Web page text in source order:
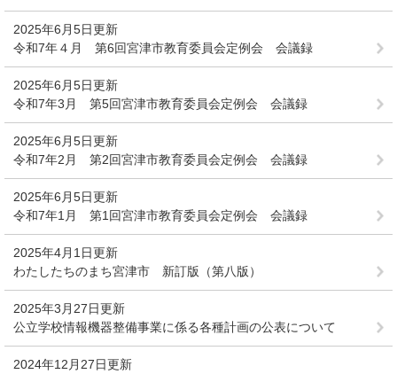
2025年6月5日更新
令和7年４月 第6回宮津市教育委員会定例会 会議録
2025年6月5日更新
令和7年3月 第5回宮津市教育委員会定例会 会議録
2025年6月5日更新
令和7年2月 第2回宮津市教育委員会定例会 会議録
2025年6月5日更新
令和7年1月 第1回宮津市教育委員会定例会 会議録
2025年4月1日更新
わたしたちのまち宮津市 新訂版（第八版）
2025年3月27日更新
公立学校情報機器整備事業に係る各種計画の公表について
2024年12月27日更新